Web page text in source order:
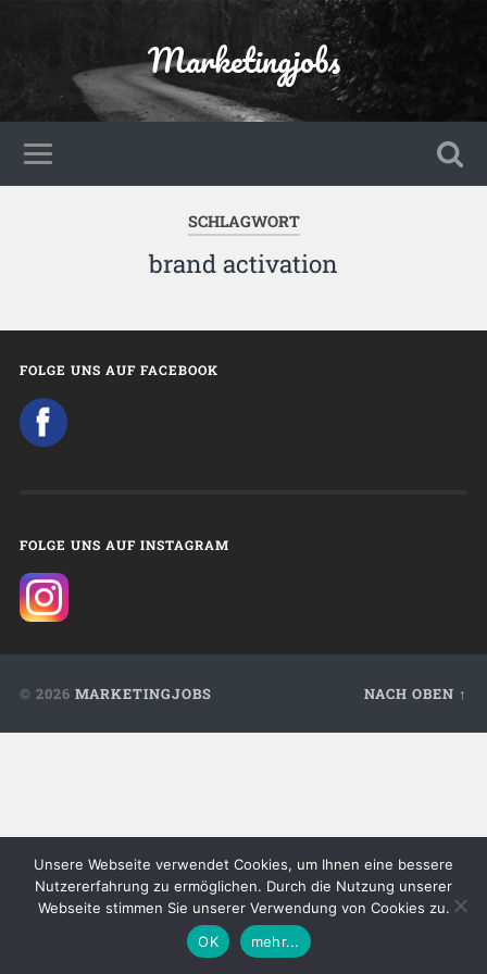
Marketingjobs
SCHLAGWORT
brand activation
FOLGE UNS AUF FACEBOOK
FOLGE UNS AUF INSTAGRAM
© 2026 MARKETINGJOBS NACH OBEN ↑
Unsere Webseite verwendet Cookies, um Ihnen eine bessere
Nutzererfahrung zu ermöglichen. Durch die Nutzung unserer
Webseite stimmen Sie unserer Verwendung von Cookies zu.
OK
mehr...